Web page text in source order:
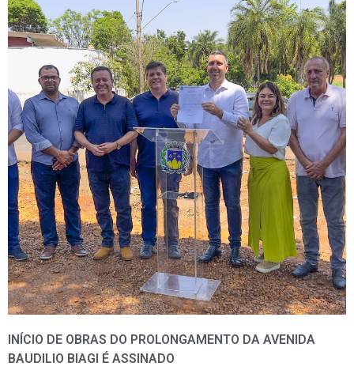
INÍCIO DE OBRAS DO PROLONGAMENTO DA AVENIDA
BAUDILIO BIAGI É ASSINADO